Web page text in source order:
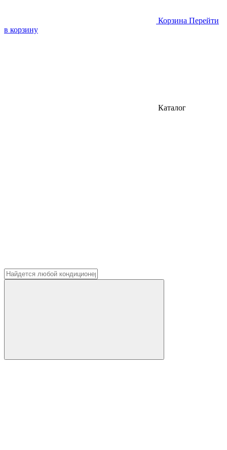
Корзина Перейти
в корзину
Каталог